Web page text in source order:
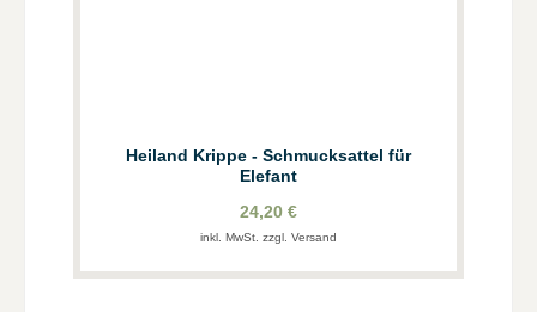
Heiland Krippe - Schmucksattel für
Elefant
24,20 €
inkl. MwSt. zzgl. Versand